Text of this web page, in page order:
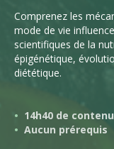
Comprenez les
mode de vie
scientifiques de la
épigénétique,
diététique.
14h40 de
Aucun prérequis